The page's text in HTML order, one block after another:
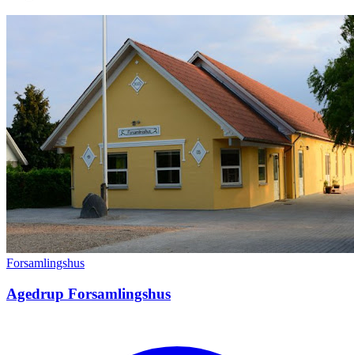
Forsamlingshus
Agedrup Forsamlingshus